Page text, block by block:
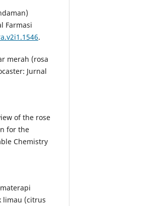
Farmasi
.
merah (rosa
Jurnal
of the rose
for the
Chemistry
limau (citrus